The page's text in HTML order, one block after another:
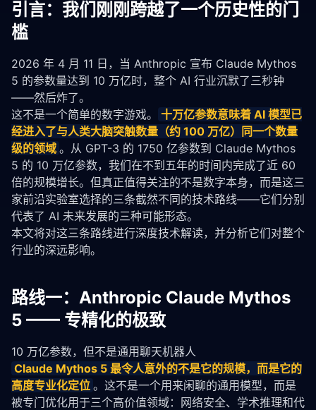
引言：我们刚刚跨越了一个历史性的门
槛
2026 年 4 月 11 日，当 Anthropic 宣布 Claude Mythos
5 的参数量达到 10 万亿时，整个 AI 行业沉默了三秒钟
——然后炸了。
这不是一个简单的数字游戏。
十万亿参数意味着 AI 模型已
经进入了与人类大脑突触数量（约 100 万亿）同一个数量
级的领域 。从 GPT-3 的 1750 亿参数到 Claude Mythos
5 的 10 万亿参数，我们在不到五年的时间内完成了近 60
倍的规模增长。但真正值得关注的不是数字本身，而是这三
家前沿实验室选择的三条截然不同的技术路线——它们分别
代表了 AI 未来发展的三种可能形态。
本文将对这三条路线进行深度技术解读，并分析它们对整个
行业的深远影响。
路线一：Anthropic Claude Mythos
5 —— 专精化的极致
10 万亿参数，但不是通用聊天机器人
Claude Mythos 5 最令人意外的不是它的规模，而是它的
高度专业化定位 。这不是一个用来闲聊的通用模型，而是
被专门优化用于三个高价值领域：网络安全、学术推理和代